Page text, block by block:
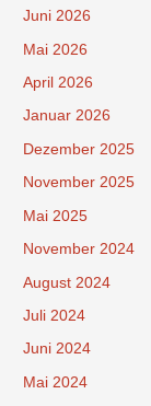
Juni 2026
Mai 2026
April 2026
Januar 2026
Dezember 2025
November 2025
Mai 2025
November 2024
August 2024
Juli 2024
Juni 2024
Mai 2024